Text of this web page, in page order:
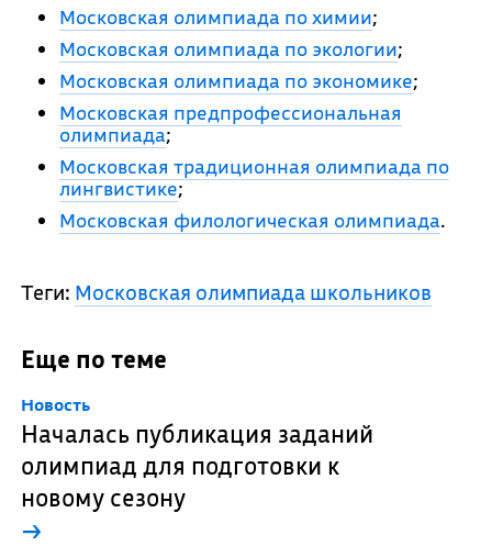
Московская олимпиада по химии;
Московская олимпиада по экологии;
Московская олимпиада по экономике;
Московская предпрофессиональная
олимпиада;
Московская традиционная олимпиада по
лингвистике;
Московская филологическая олимпиада.
Теги: Московская олимпиада школьников
Еще по теме
Новость
Началась публикация заданий
олимпиад для подготовки к
новому сезону
→